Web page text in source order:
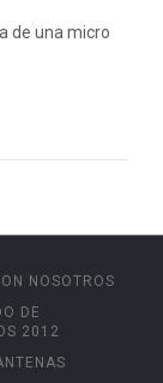
de una micro
NOSOTROS
DE
2012